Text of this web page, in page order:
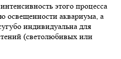
этого процесса
освещенности аквариума, а
индивидуальна для
(светолюбивых или